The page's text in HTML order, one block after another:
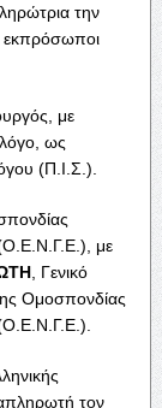
την
εκπρόσωποι
με
ως
(Π.Ι.Σ.).
με
, Γενικό
Ομοσπονδίας
τον